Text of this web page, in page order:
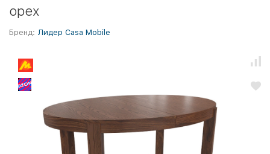
орех
Бренд: Лидер Casa Mobile